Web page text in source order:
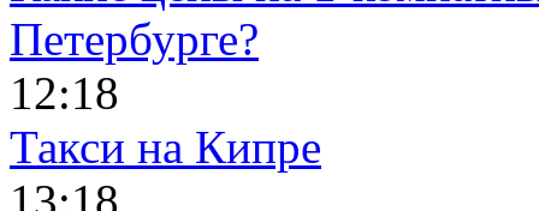
Петербурге?
12:18
Такси на Кипре